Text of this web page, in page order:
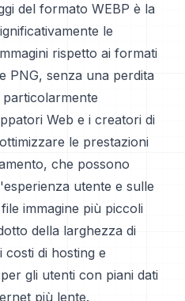
del formato WEBP è la
le
rispetto ai formati
PNG, senza una perdita
particolarmente
Web e i creatori di
le prestazioni
che possono
utente e sulle
immagine più piccoli
della larghezza di
di hosting e
gli utenti con piani dati
più lente.